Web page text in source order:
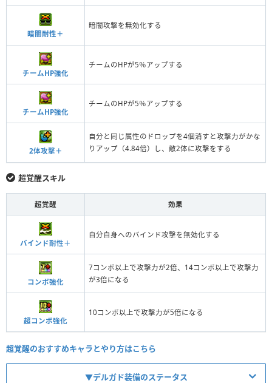
暗闇耐性＋
暗闇攻撃を無効化する
チームHP強化
チームのHPが5％アップする
チームHP強化
チームのHPが5％アップする
2体攻撃＋
自分と同じ属性のドロップを4個消すと攻撃力がかな
りアップ（4.84倍）し、敵2体に攻撃をする
超覚醒スキル
超覚醒 効果
バインド耐性＋
自分自身へのバインド攻撃を無効化する
コンボ強化
7コンボ以上で攻撃力が2倍、14コンボ以上で攻撃力
が3倍になる
超コンボ強化
10コンボ以上で攻撃力が5倍になる
超覚醒のおすすめキャラとやり方はこちら
▼デルガド装備のステータス